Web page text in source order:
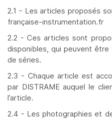
2.1 - Les articles proposés
française-instrumentation.fr
2.2 - Ces articles sont
disponibles, qui peuvent être
de séries.
2.3 - Chaque article est
par DISTRAME auquel le
l’article.
2.4 - Les photographies et